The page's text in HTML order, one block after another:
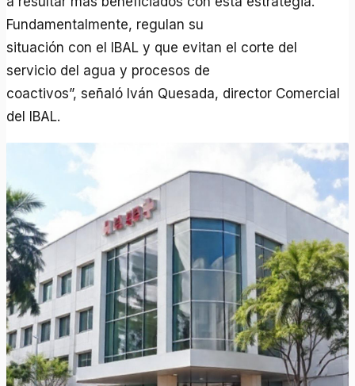
Fundamentalmente, regulan su
situación con el IBAL y que evitan el corte del
servicio del agua y procesos de
coactivos”, señaló Iván Quesada, director Comercial
del IBAL.